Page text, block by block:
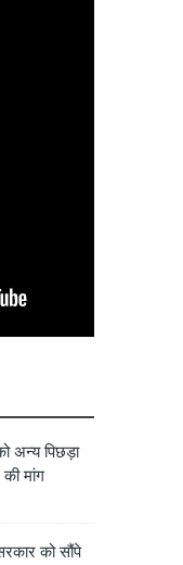
अन्य पिछड़ा
मांग
को सौंपे